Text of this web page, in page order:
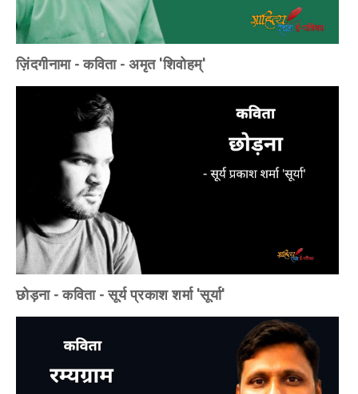
ज़िंदगीनामा - कविता - अमृत 'शिवोहम्'
छोड़ना - कविता - सूर्य प्रकाश शर्मा 'सूर्या'